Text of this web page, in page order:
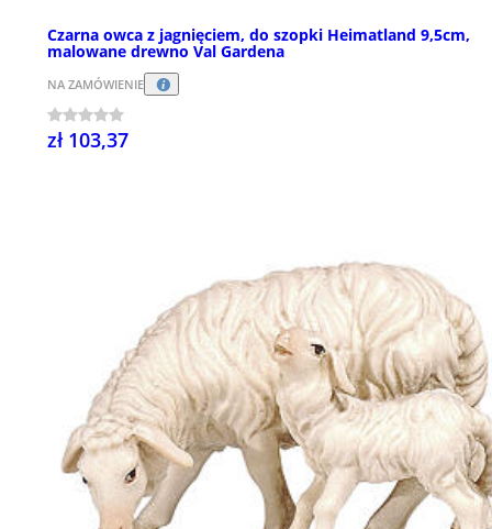
Czarna owca z jagnięciem, do szopki Heimatland 9,5cm,
malowane drewno Val Gardena
NA ZAMÓWIENIE
zł 103,37